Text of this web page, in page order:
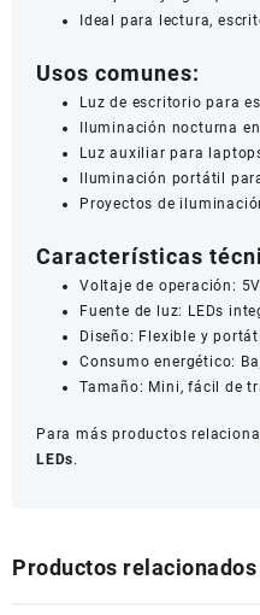
Ideal para lectura,
Usos comunes:
Luz de escritorio para
Iluminación nocturna
Luz auxiliar para
Iluminación portátil
Proyectos de
Características
Voltaje de operación:
Fuente de luz: LEDs
Diseño: Flexible y
Consumo energético:
Tamaño: Mini, fácil de
Para más productos
LEDs.
Productos relacionados